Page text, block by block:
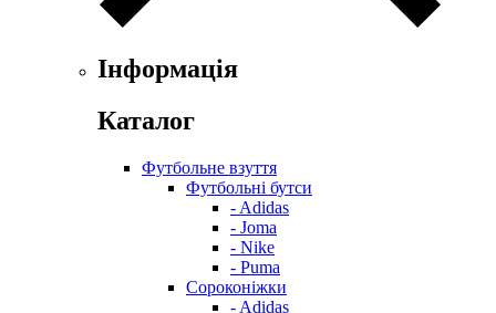
Інформація
Каталог
Футбольне взуття
Футбольні бутси
- Adidas
- Joma
- Nike
- Puma
Сороконіжки
- Adidas